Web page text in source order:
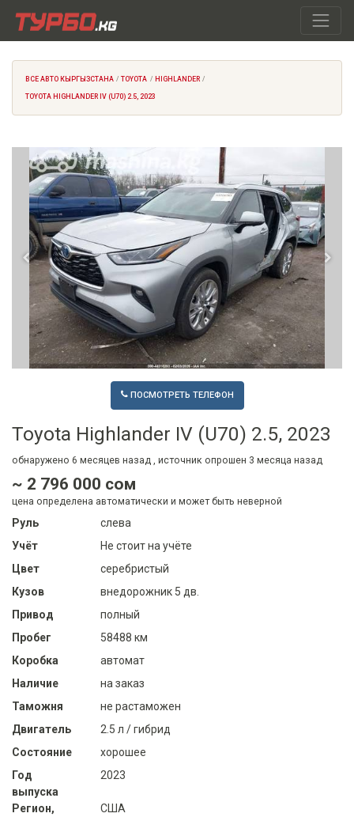
ВСЕ АВТО КЫРГЫЗСТАНА TOYOTA HIGHLANDER
TOYOTA HIGHLANDER IV (U70) 2.5, 2023
ПОСМОТРЕТЬ ТЕЛЕФОН
Toyota Highlander IV (U70) 2.5, 2023
обнаружено 6 месяцев назад , источник опрошен 3 месяца назад
~ 2 796 000 сом
цена определена автоматически и может быть неверной
Руль
слева
Учёт
Не стоит на учёте
Цвет
серебристый
Кузов
внедорожник 5 дв.
Привод
полный
Пробег
58488 км
Коробка
автомат
Наличие
на заказ
Таможня
не растаможен
Двигатель
2.5 л / гибрид
Состояние
хорошее
Год
выпуска
2023
Регион,
США